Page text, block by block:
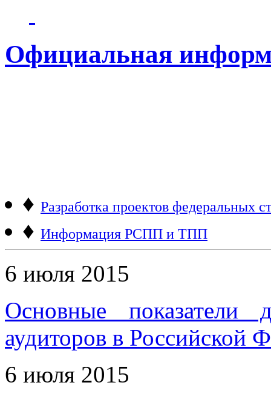
Официальная
♦ Разработка проектов федеральных
♦ Информация РСПП и ТПП
6 июля 2015
Основные показатели
аудиторов в Российской
6 июля 2015